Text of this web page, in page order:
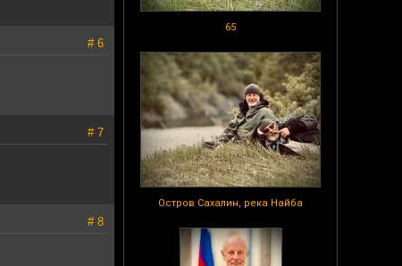
65
Остров Сахалин, река Найба
# 6
# 7
# 8